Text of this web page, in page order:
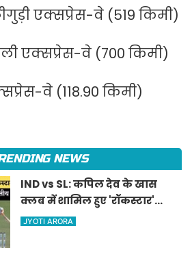
एक्सप्रेस-वे (519 किमी)
एक्सप्रेस-वे (700 किमी)
वे (118.90 किमी)
NEWS
IND vs SL: कपिल देव के खास
क्लब में शामिल हुए 'रॉकस्टार'
जडेजा, ऐसा करने वाले बने मात्र
JYOTI ARORA